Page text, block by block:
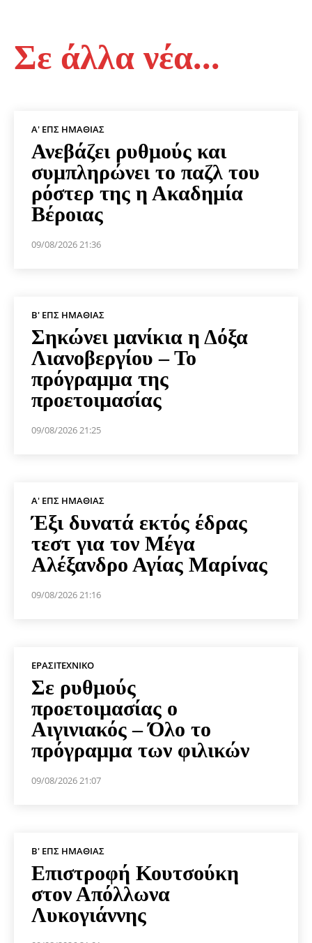
Σε άλλα νέα...
Α' ΕΠΣ ΗΜΑΘΊΑΣ
Ανεβάζει ρυθμούς και
συμπληρώνει το παζλ του
ρόστερ της η Ακαδημία
Βέροιας
09/08/2026 21:36
Β' ΕΠΣ ΗΜΑΘΊΑΣ
Σηκώνει μανίκια η Δόξα
Λιανοβεργίου – Το
πρόγραμμα της
προετοιμασίας
09/08/2026 21:25
Α' ΕΠΣ ΗΜΑΘΊΑΣ
Έξι δυνατά εκτός έδρας
τεστ για τον Μέγα
Αλέξανδρο Αγίας Μαρίνας
09/08/2026 21:16
ΕΡΑΣΙΤΕΧΝΙΚΟ
Σε ρυθμούς
προετοιμασίας ο
Αιγινιακός – Όλο το
πρόγραμμα των φιλικών
09/08/2026 21:07
Β' ΕΠΣ ΗΜΑΘΊΑΣ
Επιστροφή Κουτσούκη
στον Απόλλωνα
Λυκογιάννης